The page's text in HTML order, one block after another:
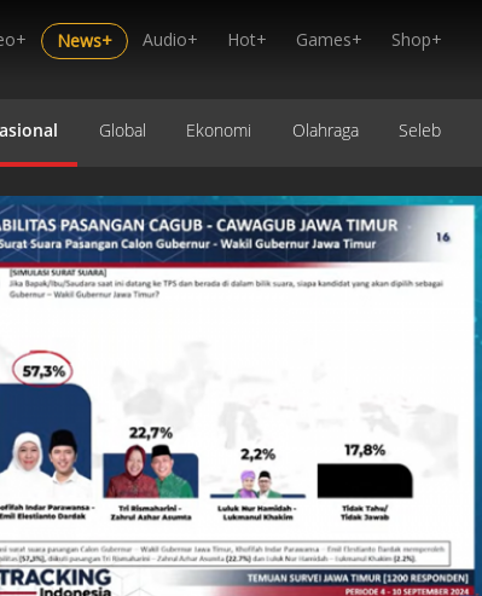
News+ Audio+ Hot+ Games+ Shop+
Global Ekonomi Olahraga Seleb